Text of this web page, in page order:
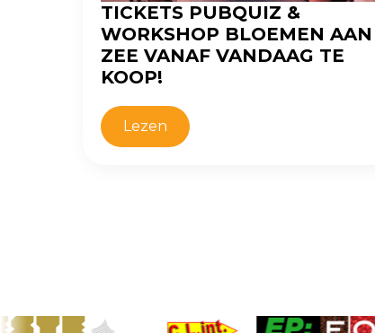
TICKETS PUBQUIZ &
WORKSHOP BLOEMEN AAN
ZEE VANAF VANDAAG TE
KOOP!
Lezen